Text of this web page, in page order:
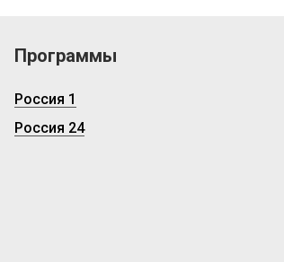
Программы
Россия 1
Россия 24